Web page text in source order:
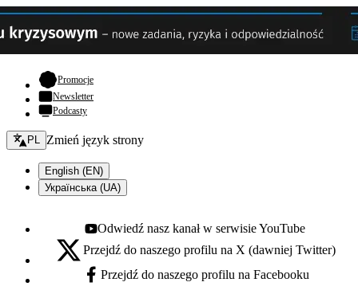
Promocje- otwiera się w nowej karcie
Newsletter
Podcasty
Zmień język - bieżący:
PL Zmień język strony
English (EN)
Українська (UA)
Youtube - otwiera się w nowej karcie
Odwiedź nasz kanał w serwisie YouTube
X - otwiera się w nowej karcie
Przejdź do naszego profilu na X (dawniej Twitter)
Facebook - otwiera się w nowej karcie
Przejdź do naszego profilu na Facebooku